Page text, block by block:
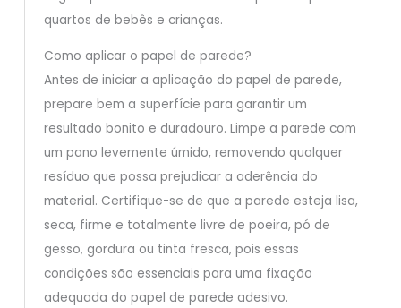
quartos de bebês e crianças.
Como aplicar o papel de parede?
Antes de iniciar a aplicação do papel de parede,
prepare bem a superfície para garantir um
resultado bonito e duradouro. Limpe a parede com
um pano levemente úmido, removendo qualquer
resíduo que possa prejudicar a aderência do
material. Certifique-se de que a parede esteja lisa,
seca, firme e totalmente livre de poeira, pó de
gesso, gordura ou tinta fresca, pois essas
condições são essenciais para uma fixação
adequada do papel de parede adesivo.